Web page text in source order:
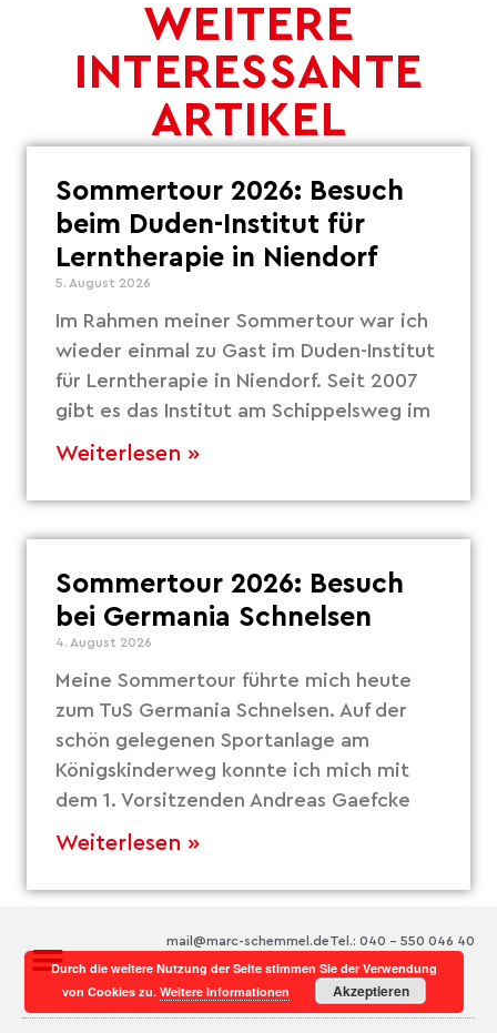
WEITERE
INTERESSANTE
ARTIKEL
Sommertour 2026: Besuch
beim Duden-Institut für
Lerntherapie in Niendorf
5. August 2026
Im Rahmen meiner Sommertour war ich
wieder einmal zu Gast im Duden-Institut
für Lerntherapie in Niendorf. Seit 2007
gibt es das Institut am Schippelsweg im
Weiterlesen »
Sommertour 2026: Besuch
bei Germania Schnelsen
4. August 2026
Meine Sommertour führte mich heute
zum TuS Germania Schnelsen. Auf der
schön gelegenen Sportanlage am
Königskinderweg konnte ich mich mit
dem 1. Vorsitzenden Andreas Gaefcke
Weiterlesen »
Tel.: 040 – 550 046 40
mail@marc-schemmel.de
Durch die weitere Nutzung der Seite stimmen Sie der Verwendung
von Cookies zu.Weitere Informationen Akzeptieren